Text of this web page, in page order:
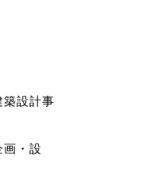
築設計事
画・設